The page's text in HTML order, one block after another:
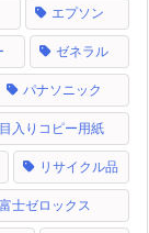
エプソン
ゼネラル
パナソニック
入りコピー用紙
リサイクル品
富士ゼロックス